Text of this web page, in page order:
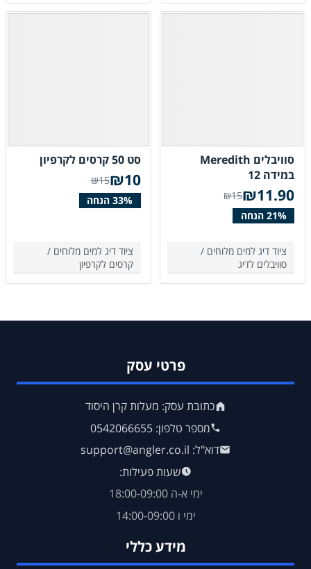
סוויבלים Meredith
במידה 12
ציוד דיג למים מלוחים /
סוויבלים לדיג
₪15 11.90
₪
סט 50 קרסים לקרפיון
ציוד דיג למים מלוחים /
קרסים לקרפיון
₪15 10
₪
פרטי עסק
כתובת עסק: מעלות קרן היסוד
מספר טלפון: 0542066655
דוא"ל: support@angler.co.il
שעות פעילות:
ימי א-ה 18:00-09:00
ימי ו 14:00-09:00
מידע כללי